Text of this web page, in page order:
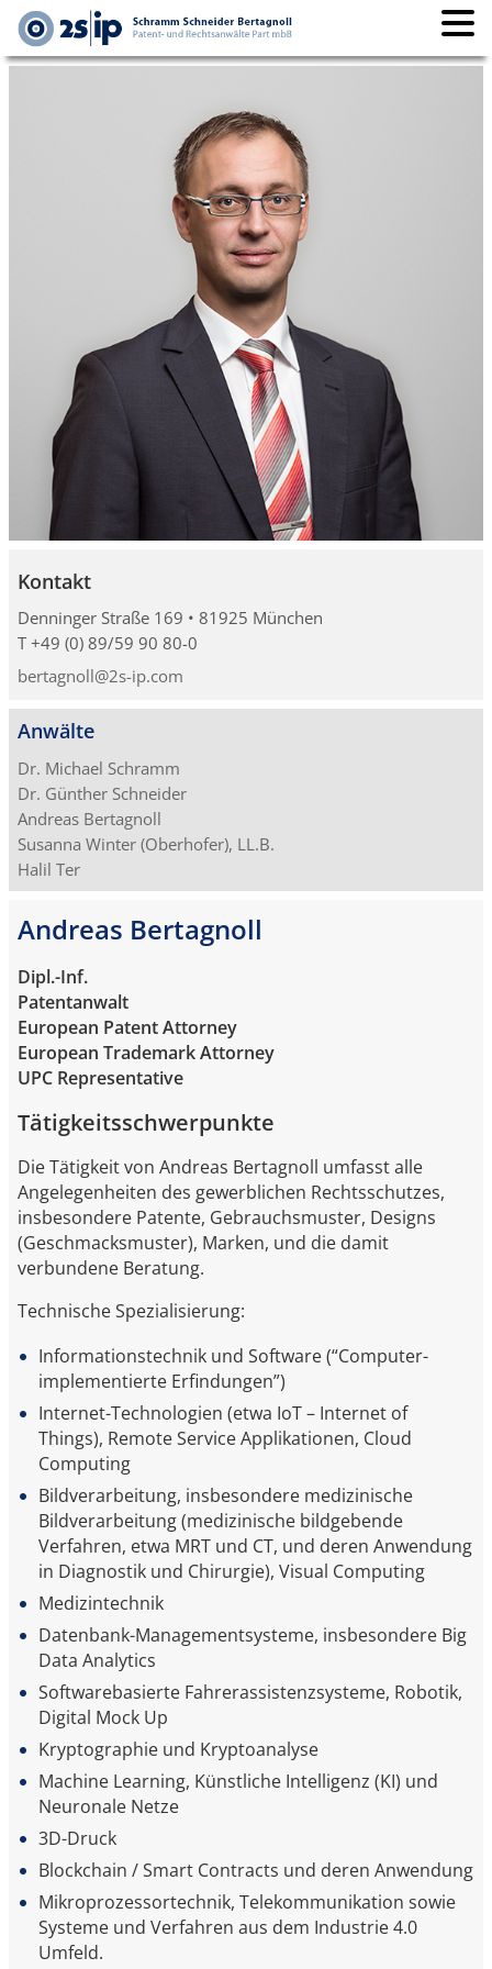
Kontakt
Denninger Straße 169 • 81925 München
T +49 (0) 89/59 90 80-0
bertagnoll@2s-ip.com
Anwälte
Dr. Michael Schramm
Dr. Günther Schneider
Andreas Bertagnoll
Susanna Winter (Oberhofer), LL.B.
Halil Ter
Andreas Bertagnoll
Dipl.-Inf.
Patentanwalt
European Patent Attorney
European Trademark Attorney
UPC Representative
Tätigkeitsschwerpunkte
Die Tätigkeit von Andreas Bertagnoll umfasst alle
Angelegenheiten des gewerblichen Rechtsschutzes,
insbesondere Patente, Gebrauchsmuster, Designs
(Geschmacksmuster), Marken, und die damit
verbundene Beratung.
Technische Spezialisierung:
Informationstechnik und Software (“Computer-
implementierte Erfindungen”)
Internet-Technologien (etwa IoT – Internet of
Things), Remote Service Applikationen, Cloud
Computing
Bildverarbeitung, insbesondere medizinische
Bildverarbeitung (medizinische bildgebende
Verfahren, etwa MRT und CT, und deren Anwendung
in Diagnostik und Chirurgie), Visual Computing
Medizintechnik
Datenbank-Managementsysteme, insbesondere Big
Data Analytics
Softwarebasierte Fahrerassistenzsysteme, Robotik,
Digital Mock Up
Kryptographie und Kryptoanalyse
Machine Learning, Künstliche Intelligenz (KI) und
Neuronale Netze
3D-Druck
Blockchain / Smart Contracts und deren Anwendung
Mikroprozessortechnik, Telekommunikation sowie
Systeme und Verfahren aus dem Industrie 4.0
Umfeld.